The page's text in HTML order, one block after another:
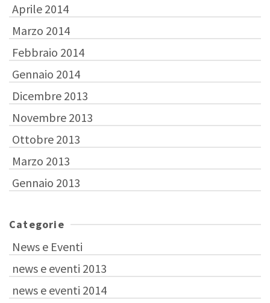
Aprile 2014
Marzo 2014
Febbraio 2014
Gennaio 2014
Dicembre 2013
Novembre 2013
Ottobre 2013
Marzo 2013
Gennaio 2013
Categorie
News e Eventi
news e eventi 2013
news e eventi 2014